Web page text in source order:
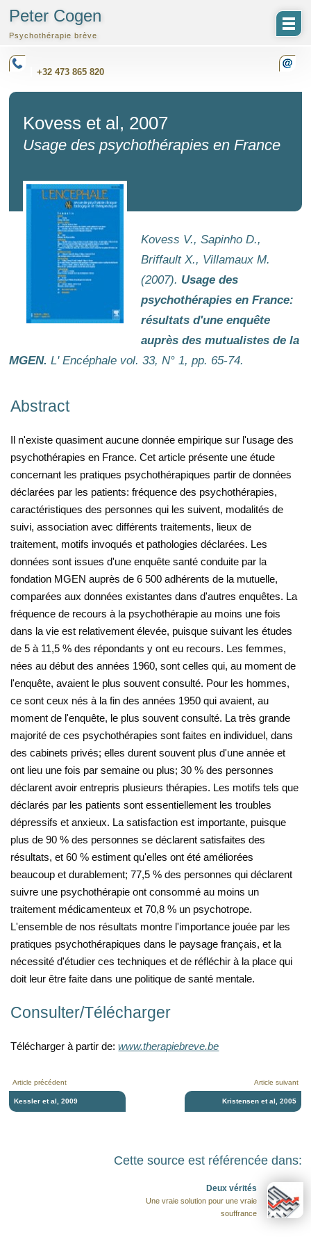
Peter Cogen
Psychothérapie brève
+32 473 865 820
Kovess et al, 2007
Usage des psychothérapies en France
Kovess V., Sapinho D.,
Briffault X., Villamaux M.
(2007). Usage des
psychothérapies en France:
résultats d'une enquête
auprès des mutualistes de la
MGEN. L' Encéphale vol. 33, N° 1, pp. 65-74.
Abstract
Il n'existe quasiment aucune donnée empirique sur l'usage des
psychothérapies en France. Cet article présente une étude
concernant les pratiques psychothérapiques partir de données
déclarées par les patients: fréquence des psychothérapies,
caractéristiques des personnes qui les suivent, modalités de
suivi, association avec différents traitements, lieux de
traitement, motifs invoqués et pathologies déclarées. Les
données sont issues d'une enquête santé conduite par la
fondation MGEN auprès de 6 500 adhérents de la mutuelle,
comparées aux données existantes dans d'autres enquêtes. La
fréquence de recours à la psychothérapie au moins une fois
dans la vie est relativement élevée, puisque suivant les études
de 5 à 11,5 % des répondants y ont eu recours. Les femmes,
nées au début des années 1960, sont celles qui, au moment de
l'enquête, avaient le plus souvent consulté. Pour les hommes,
ce sont ceux nés à la fin des années 1950 qui avaient, au
moment de l'enquête, le plus souvent consulté. La très grande
majorité de ces psychothérapies sont faites en individuel, dans
des cabinets privés; elles durent souvent plus d'une année et
ont lieu une fois par semaine ou plus; 30 % des personnes
déclarent avoir entrepris plusieurs thérapies. Les motifs tels que
déclarés par les patients sont essentiellement les troubles
dépressifs et anxieux. La satisfaction est importante, puisque
plus de 90 % des personnes se déclarent satisfaites des
résultats, et 60 % estiment qu'elles ont été améliorées
beaucoup et durablement; 77,5 % des personnes qui déclarent
suivre une psychothérapie ont consommé au moins un
traitement médicamenteux et 70,8 % un psychotrope.
L'ensemble de nos résultats montre l'importance jouée par les
pratiques psychothérapiques dans le paysage français, et la
nécessité d'étudier ces techniques et de réfléchir à la place qui
doit leur être faite dans une politique de santé mentale.
Consulter/Télécharger
Télécharger à partir de:www.therapiebreve.be
Article précédent
Kessler et al, 2009
Article suivant
Kristensen et al, 2005
Cette source est référencée dans:
Deux vérités
Une vraie solution pour une vraie
souffrance